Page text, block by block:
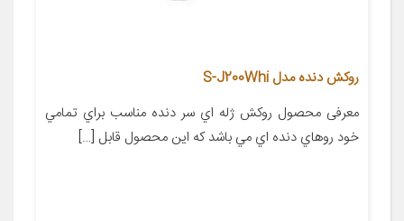
روکش دنده مدل S-J200Whi
معرفی محصول روکش ژله اي سر دنده مناسب براي تمامي
خود روهاي دنده اي مي باشد که اين محصول قابل […]